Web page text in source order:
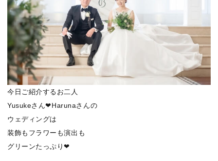
今日ご紹介するお二人
Yusukeさん❤Harunaさんの
ウェディングは
装飾もフラワーも演出も
グリーンたっぷり❤